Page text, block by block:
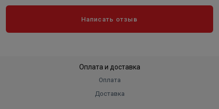
Написать отзыв
Оплата и доставка
Оплата
Доставка